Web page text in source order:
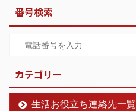
番号検索
カテゴリー
生活お役立ち連絡先一覧